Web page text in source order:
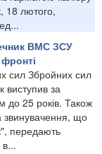
18 лютого,
ВМС ЗСУ
сил Збройних сил
виступив за
до 25 років. Також
звинувачення, що
передають